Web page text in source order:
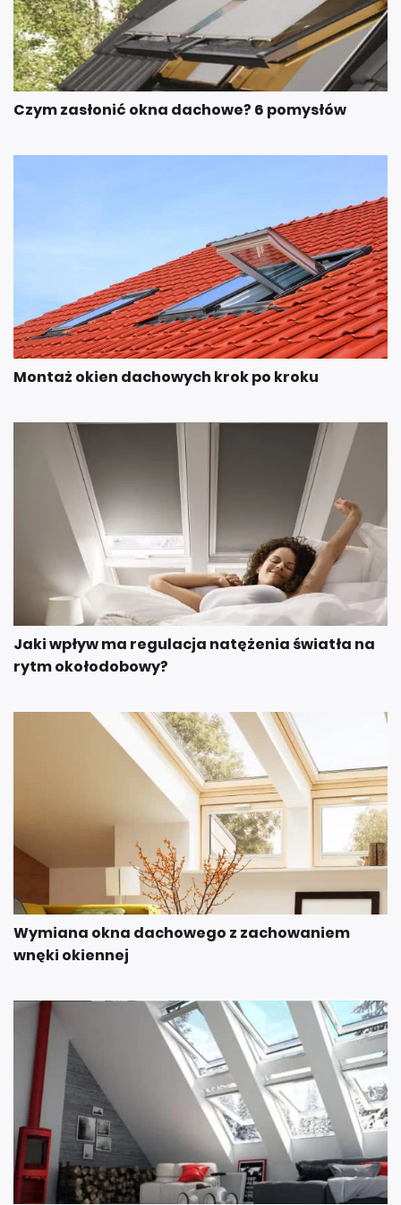
Czym zasłonić okna dachowe? 6 pomysłów
Montaż okien dachowych krok po kroku
Jaki wpływ ma regulacja natężenia światła na
rytm okołodobowy?
Wymiana okna dachowego z zachowaniem
wnęki okiennej
Okna dachowe. Jak wybrać odpowiednie?